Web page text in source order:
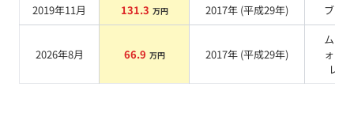
2019年11月
131.3 万円 2017年 (平成29年) ブルー
2026年8月 66.9 万円 2017年 (平成29年)
ムー
ォー
レー